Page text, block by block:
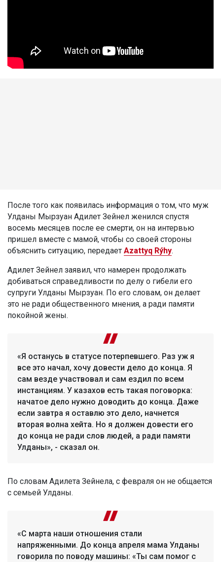
После того как появилась информация о том, что муж
Улданы Мырзуан Адилет Зейнел женился спустя
восемь месяцев после ее смерти, он на интервью
пришел вместе с мамой, чтобы со своей стороны
объяснить ситуацию, передает Azattyq Rýhy.
Адилет Зейнел заявил, что намерен продолжать
добиваться справедливости по делу о гибели его
супруги Улданы Мырзуан. По его словам, он делает
это не ради общественного мнения, а ради памяти
покойной жены.
«Я останусь в статусе потерпевшего. Раз уж я
все это начал, хочу довести дело до конца. Я
сам везде участвовал и сам ездил по всем
инстанциям. У казахов есть такая поговорка:
начатое дело нужно доводить до конца. Даже
если завтра я оставлю это дело, начнется
вторая волна хейта. Но я должен довести его
до конца не ради слов людей, а ради памяти
Улданы», - сказал он.
По словам Адилета Зейнела, с февраля он не общается
с семьей Улданы.
«С марта наши отношения стали
напряженными. До конца апреля мама Улданы
говорила по поводу машины: «Ты сам помог с